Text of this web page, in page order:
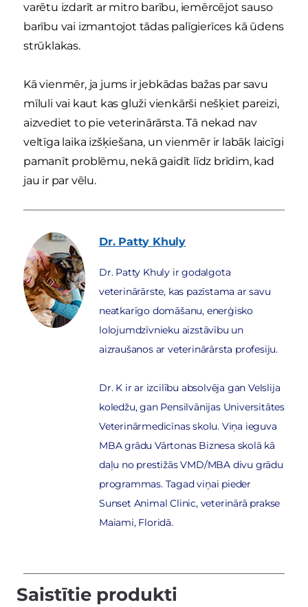
varētu izdarīt ar mitro barību, iemērcējot sauso
barību vai izmantojot tādas palīgierīces kā ūdens
strūklakas.
Kā vienmēr, ja jums ir jebkādas bažas par savu
mīluli vai kaut kas gluži vienkārši nešķiet pareizi,
aizvediet to pie veterinārārsta. Tā nekad nav
veltīga laika izšķiešana, un vienmēr ir labāk laicīgi
pamanīt problēmu, nekā gaidīt līdz brīdim, kad
jau ir par vēlu.
Dr. Patty Khuly
Dr. Patty Khuly ir godalgota
veterinārārste, kas pazīstama ar savu
neatkarīgo domāšanu, enerģisko
lolojumdzīvnieku aizstāvību un
aizraušanos ar veterinārārsta profesiju.
Dr. K ir ar izcilību absolvēja gan Velslija
koledžu, gan Pensilvānijas Universitātes
Veterinārmedicīnas skolu. Viņa ieguva
MBA grādu Vārtonas Biznesa skolā kā
daļu no prestižās VMD/MBA divu grādu
programmas. Tagad viņai pieder
Sunset Animal Clinic, veterinārā prakse
Maiami, Floridā.
Saistītie produkti